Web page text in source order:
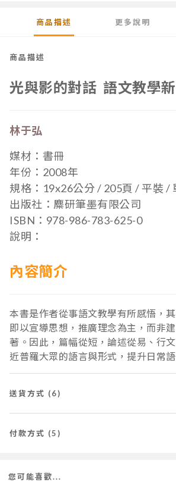
商品描述 更多說明
商品描述
光與影的對話 語文教學
林于弘
媒材：書冊
年份：2008年
規格：19x26公分 / 205頁 / 平裝 /
出版社：麋研筆墨有限公司
ISBN：978-986-783-625-0
說明：
內容簡介
本書是作者從事語文教學有所感悟，
即以宣導思想，推廣理念為主，而非
著。因此，篇幅從短，論述從易、行
近普羅大眾的語言與形式，提升日常
送貨方式 (6)
付款方式 (5)
您可能喜歡...